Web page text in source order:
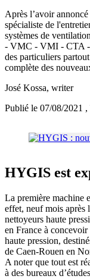
Après l’avoir
spécialiste de
systèmes de
- VMC - VMI - CTA -
des particuliers
complète des
José Kossa, writer
Publié le 07/08/2021 ,
HYGIS est
La première machine
effet, neuf mois après
nettoyeurs haute
en France à
haute pression,
de Caen-Rouen en
A noter que tout est
à des bureaux